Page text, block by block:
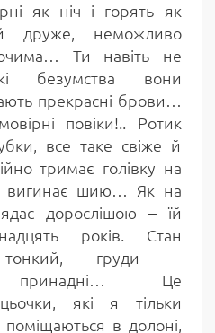
як ніч і горять як
друже, неможливо
Ти навіть не
безумства вони
прекрасні брови…
повіки!.. Ротик
все таке свіже й
тримає голівку на
вигинає шию… Як на
дорослішою – їй
років. Стан
груди –
принадні… Це
які я тільки
в долоні,